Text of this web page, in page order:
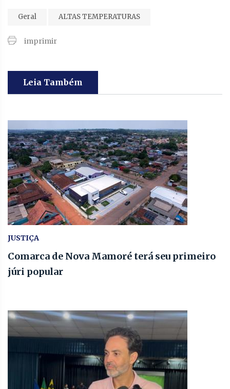
Geral ALTAS TEMPERATURAS
imprimir
Leia Também
JUSTIÇA
Comarca de Nova Mamoré terá seu primeiro
júri popular